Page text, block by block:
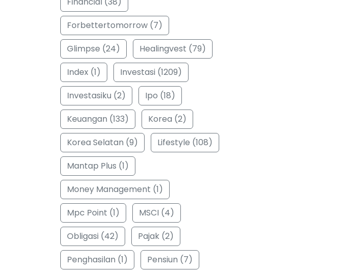
Forbettertomorrow (7)
Glimpse (24)
Healingvest (79)
Index (1)
Investasi (1209)
Investasiku (2)
Ipo (18)
Keuangan (133)
Korea (2)
Korea Selatan (9)
Lifestyle (108)
Mantap Plus (1)
Money Management (1)
Mpc Point (1)
MSCI (4)
Obligasi (42)
Pajak (2)
Penghasilan (1)
Pensiun (7)